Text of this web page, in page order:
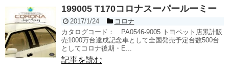
199005 T170コロナスーパールーミー
2017/1/24
コロナ
カタログコード： PA0546-9005 トヨペット店累計販
売1000万台達成記念車として全国発売予定台数500台
としてコロナ後期・E...
記事を読む